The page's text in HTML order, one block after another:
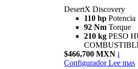
DesertX Discovery
110 hp Potencia
92 Nm Torque
210 kg PESO
$466,700 MXN i
Configurador Lee mas